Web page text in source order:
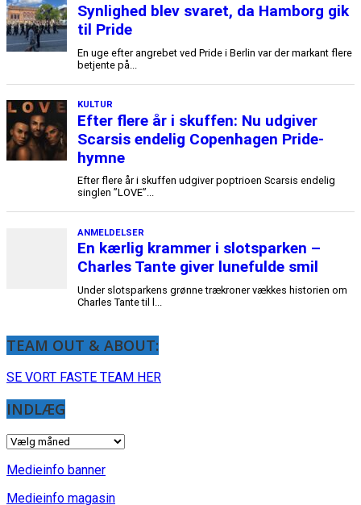
TEAM OUT & ABOUT:
SE VORT FASTE TEAM HER
INDLÆG
INDLÆG
Medieinfo banner
Medieinfo magasin